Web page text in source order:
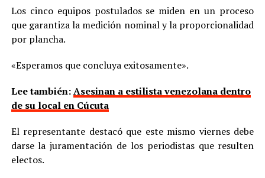
Los cinco equipos postulados se miden en un proceso
que garantiza la medición nominal y la proporcionalidad
por plancha.
«Esperamos que concluya exitosamente».
Lee también:Asesinan a estilista venezolana dentro
de su local en Cúcuta
El representante destacó que este mismo viernes debe
darse la juramentación de los periodistas que resulten
electos.